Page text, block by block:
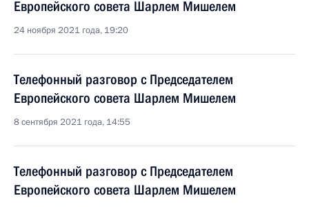
Европейского совета Шарлем Мишелем
24 ноября 2021 года, 19:20
Телефонный разговор с Председателем
Европейского совета Шарлем Мишелем
8 сентября 2021 года, 14:55
Телефонный разговор с Председателем
Европейского совета Шарлем Мишелем